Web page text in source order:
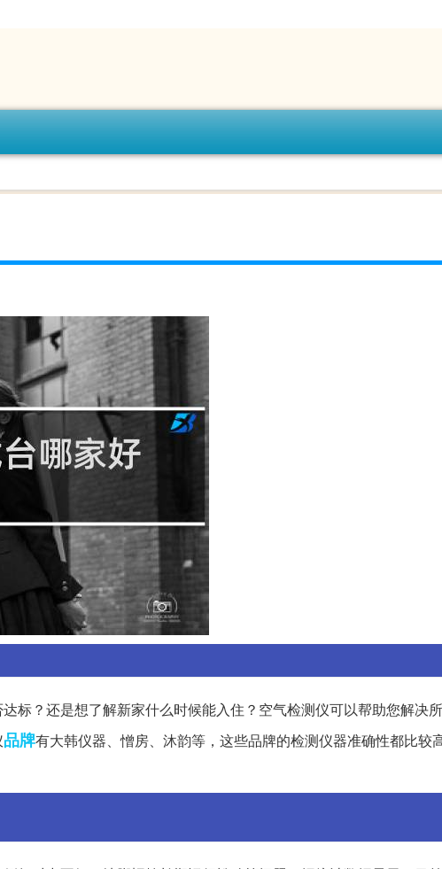
标？还是想了解新家什么时候能入住？空气检测仪可以帮助您解决
品牌有大韩仪器、憎房、沐韵等，这些品牌的检测仪器准确性都比较